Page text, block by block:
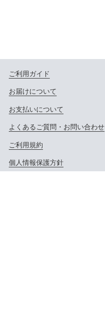
ご利用ガイド
お届けについて
お支払いについて
よくあるご質問・お問い合わせ
ご利用規約
個人情報保護方針